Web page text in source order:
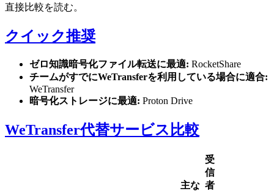
直接比較を読む。
クイック推奨
ゼロ知識暗号化ファイル転送に最適: RocketShare
チームがすでにWeTransferを利用している場合に適合:
WeTransfer
暗号化ストレージに最適: Proton Drive
WeTransfer代替サービス比較
主な
受
信
者